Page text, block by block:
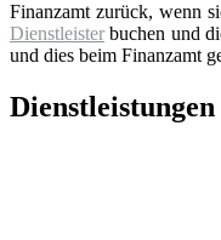
Finanzamt zurück, wenn
Dienstleister buchen und
und dies beim Finanzamt